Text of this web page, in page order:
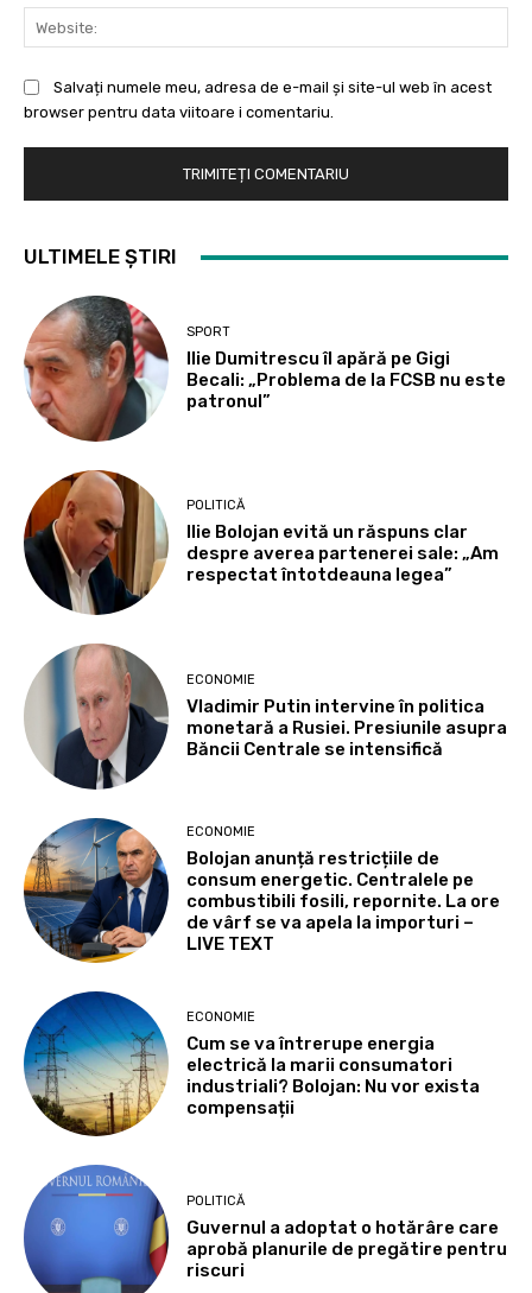
Salvați numele meu, adresa de e-mail și site-ul web în acest
browser pentru data viitoare i comentariu.
ULTIMELE ȘTIRI
SPORT
Ilie Dumitrescu îl apără pe Gigi
Becali: „Problema de la FCSB nu este
patronul”
POLITICĂ
Ilie Bolojan evită un răspuns clar
despre averea partenerei sale: „Am
respectat întotdeauna legea”
ECONOMIE
Vladimir Putin intervine în politica
monetară a Rusiei. Presiunile asupra
Băncii Centrale se intensifică
ECONOMIE
Bolojan anunță restricțiile de
consum energetic. Centralele pe
combustibili fosili, repornite. La ore
de vârf se va apela la importuri –
LIVE TEXT
ECONOMIE
Cum se va întrerupe energia
electrică la marii consumatori
industriali? Bolojan: Nu vor exista
compensații
POLITICĂ
Guvernul a adoptat o hotărâre care
aprobă planurile de pregătire pentru
riscuri